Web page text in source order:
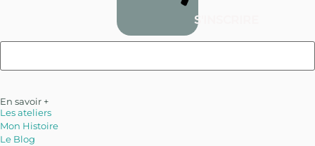
S'INSCRIRE
En savoir +
Les ateliers
Mon Histoire
Le Blog